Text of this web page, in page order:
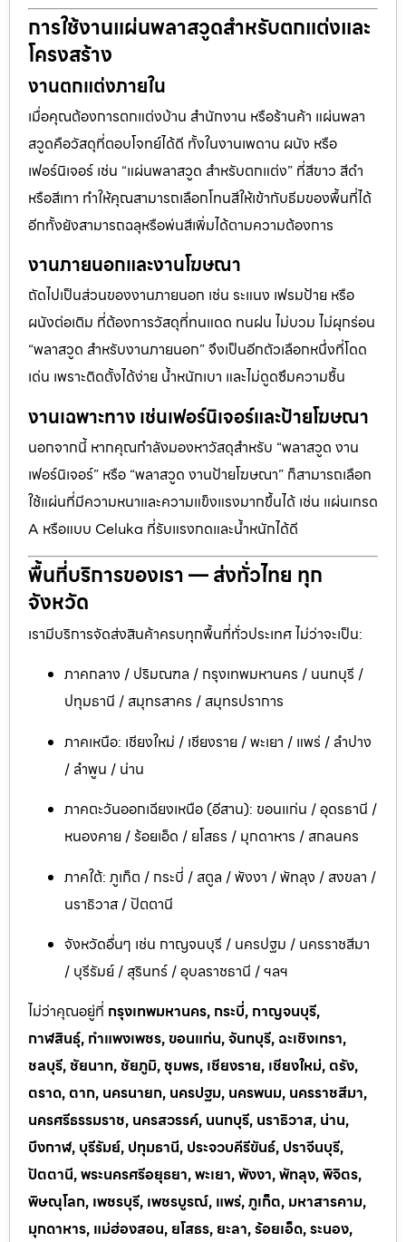
การใช้งานแผ่นพลาสวูดสำหรับตกแต่งและ
โครงสร้าง
งานตกแต่งภายใน
เมื่อคุณต้องการตกแต่งบ้าน สำนักงาน หรือร้านค้า แผ่นพลา
สวูดคือวัสดุที่ตอบโจทย์ได้ดี ทั้งในงานเพดาน ผนัง หรือ
เฟอร์นิเจอร์ เช่น “แผ่นพลาสวูด สำหรับตกแต่ง” ที่สีขาว สีดำ
หรือสีเทา ทำให้คุณสามารถเลือกโทนสีให้เข้ากับธีมของพื้นที่ได้
อีกทั้งยังสามารถฉลุหรือพ่นสีเพิ่มได้ตามความต้องการ
งานภายนอกและงานโฆษณา
ถัดไปเป็นส่วนของงานภายนอก เช่น ระแนง เฟรมป้าย หรือ
ผนังต่อเติม ที่ต้องการวัสดุที่ทนแดด ทนฝน ไม่บวม ไม่ผุกร่อน
“พลาสวูด สำหรับงานภายนอก” จึงเป็นอีกตัวเลือกหนึ่งที่โดด
เด่น เพราะติดตั้งได้ง่าย น้ำหนักเบา และไม่ดูดซึมความชื้น
งานเฉพาะทาง เช่นเฟอร์นิเจอร์และป้ายโฆษณา
นอกจากนี้ หากคุณกำลังมองหาวัสดุสำหรับ “พลาสวูด งาน
เฟอร์นิเจอร์” หรือ “พลาสวูด งานป้ายโฆษณา” ก็สามารถเลือก
ใช้แผ่นที่มีความหนาและความแข็งแรงมากขึ้นได้ เช่น แผ่นเกรด
A หรือแบบ Celuka ที่รับแรงกดและน้ำหนักได้ดี
พื้นที่บริการของเรา — ส่งทั่วไทย ทุก
จังหวัด
เรามีบริการจัดส่งสินค้าครบทุกพื้นที่ทั่วประเทศ ไม่ว่าจะเป็น:
ภาคกลาง / ปริมณฑล / กรุงเทพมหานคร / นนทบุรี /
ปทุมธานี / สมุทรสาคร / สมุทรปราการ
ภาคเหนือ: เชียงใหม่ / เชียงราย / พะเยา / แพร่ / ลำปาง
/ ลำพูน / น่าน
ภาคตะวันออกเฉียงเหนือ (อีสาน): ขอนแก่น / อุดรธานี /
หนองคาย / ร้อยเอ็ด / ยโสธร / มุกดาหาร / สกลนคร
ภาคใต้: ภูเก็ต / กระบี่ / สตูล / พังงา / พัทลุง / สงขลา /
นราธิวาส / ปัตตานี
จังหวัดอื่นๆ เช่น กาญจนบุรี / นครปฐม / นครราชสีมา
/ บุรีรัมย์ / สุรินทร์ / อุบลราชธานี / ฯลฯ
ไม่ว่าคุณอยู่ที่ กรุงเทพมหานคร, กระบี่, กาญจนบุรี,
กาฬสินธุ์, กำแพงเพชร, ขอนแก่น, จันทบุรี, ฉะเชิงเทรา,
ชลบุรี, ชัยนาท, ชัยภูมิ, ชุมพร, เชียงราย, เชียงใหม่, ตรัง,
ตราด, ตาก, นครนายก, นครปฐม, นครพนม, นครราชสีมา,
นครศรีธรรมราช, นครสวรรค์, นนทบุรี, นราธิวาส, น่าน,
บึงกาฬ, บุรีรัมย์, ปทุมธานี, ประจวบคีรีขันธ์, ปราจีนบุรี,
ปัตตานี, พระนครศรีอยุธยา, พะเยา, พังงา, พัทลุง, พิจิตร,
พิษณุโลก, เพชรบุรี, เพชรบูรณ์, แพร่, ภูเก็ต, มหาสารคาม,
มุกดาหาร, แม่ฮ่องสอน, ยโสธร, ยะลา, ร้อยเอ็ด, ระนอง,